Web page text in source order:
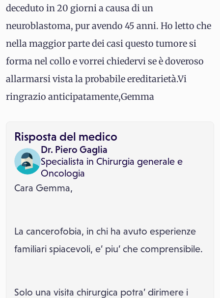
deceduto in 20 giorni a causa di un
neuroblastoma, pur avendo 45 anni. Ho letto che
nella maggior parte dei casi questo tumore si
forma nel collo e vorrei chiedervi se è doveroso
allarmarsi vista la probabile ereditarietà.Vi
ringrazio anticipatamente,Gemma
Risposta del medico
Dr. Piero Gaglia
Specialista in Chirurgia generale e
Oncologia
Cara Gemma,
La cancerofobia, in chi ha avuto esperienze
familiari spiacevoli, e’ piu’ che comprensibile.
Solo una visita chirurgica potra’ dirimere i